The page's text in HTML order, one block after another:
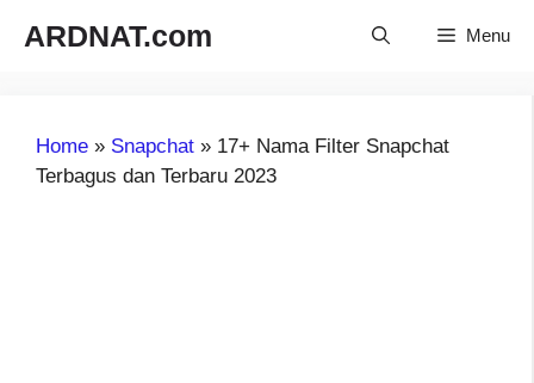
ARDNAT.com Menu
Home » Snapchat » 17+ Nama Filter Snapchat
Terbagus dan Terbaru 2023